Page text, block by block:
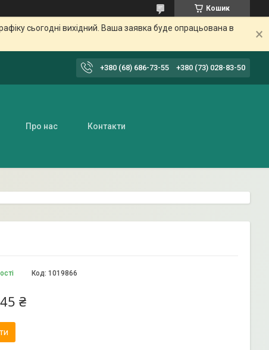
Кошик
сьогодні вихідний. Ваша заявка буде опрацьована в
+380 (68) 686-73-55 +380 (73) 028-83-50
Про нас Контакти
Код: 1019866
₴